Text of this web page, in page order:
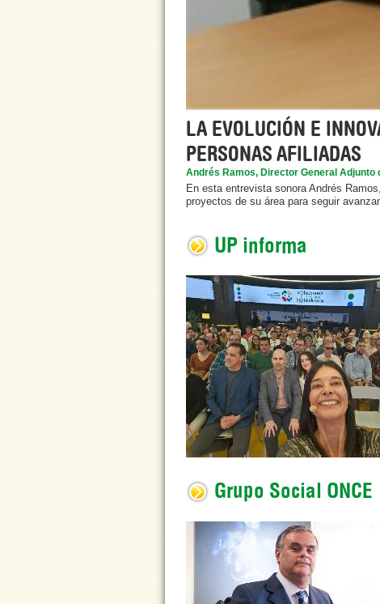
LA EVOLUCIÓN E
PERSONAS AFILIADAS
Andrés Ramos, Director General Adjunto
En esta entrevista sonora Andrés
proyectos de su área para seguir
UP informa
Grupo Social ONCE